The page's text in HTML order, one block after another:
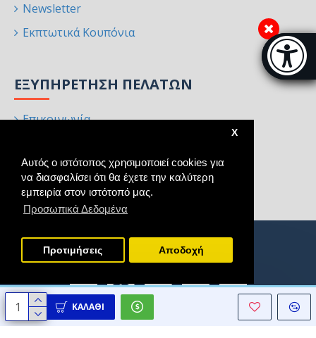
Αυτός ο ιστότοπος χρησιμοποιεί cookies για
να διασφαλίσει ότι θα έχετε την καλύτερη
εμπειρία στον ιστότοπό μας.
Προσωπικά Δεδομένα
X
Προτιμήσεις Aποδοχή
Μπάρα
ΚΑΛΆΘΙ
Newsletter
Εκπτωτικά Κουπόνια
ΕΞΥΠΗΡΈΤΗΣΗ ΠΕΛΑΤΏΝ
Επικοινωνία
Χάρτης Ιστότοπου
Κατασκευαστές
Copyright © 2021 - 2025, Homeart, All Rights Reserved